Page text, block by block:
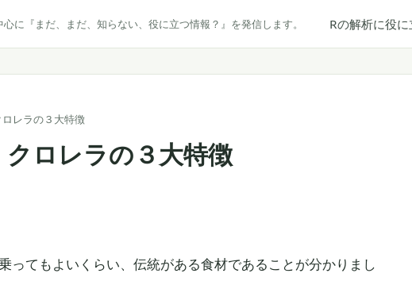
に『まだ、まだ、知らない、役に立つ情報？』を発信します。 Rの解析に役
レラの３大特徴
ロレラの３大特徴
ってもよいくらい、伝統がある食材であることが分かりまし